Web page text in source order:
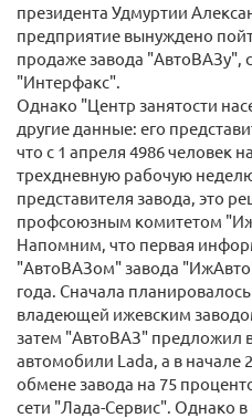
президента Удмуртии
предприятие вынуждено
продаже завода "АвтоВАЗу",
"Интерфакс".
Однако "Центр занятости
другие данные: его
что с 1 апреля 4986 человек
трехдневную рабочую
представителя завода, это
профсоюзным комитетом
Напомним, что первая
"АвтоВАЗом" завода
года. Сначала
владеющей ижевским
затем "АвтоВАЗ" предложил
автомобили Lada, а в начале
обмене завода на 75
сети "Лада-Сервис". Однако